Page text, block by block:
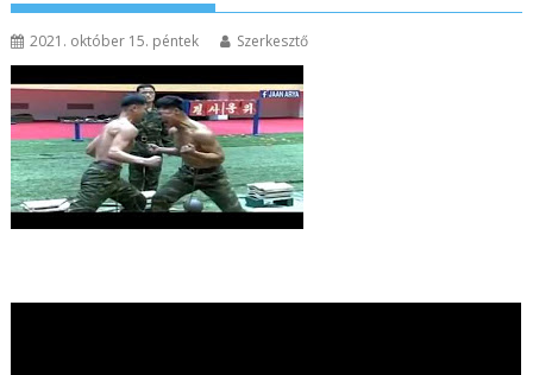
2021. október 15. péntek Szerkesztő